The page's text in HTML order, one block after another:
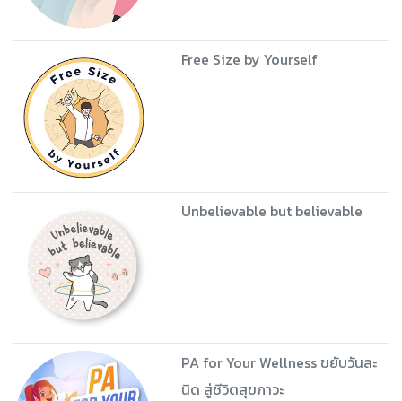
Free Size by Yourself
Unbelievable but believable
PA for Your Wellness ขยับวันละ
นิด สู่ชีวิตสุขภาวะ